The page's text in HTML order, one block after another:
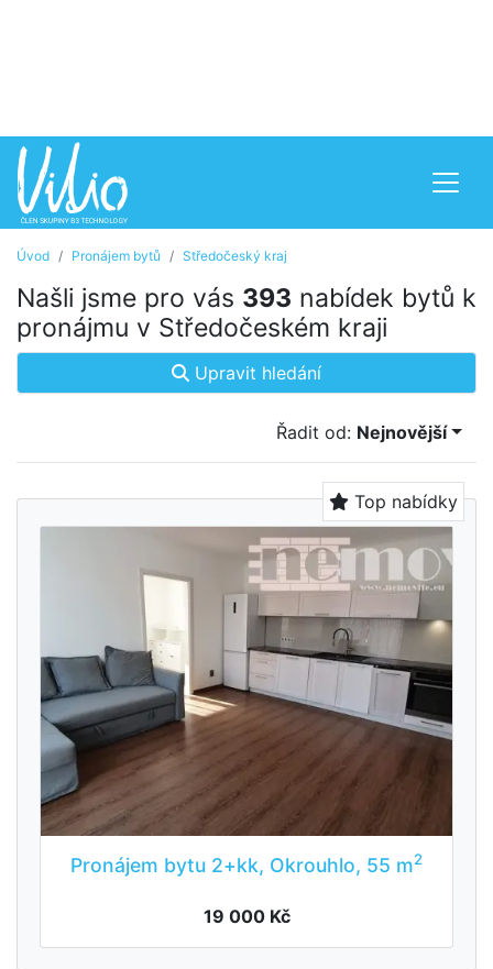
Úvod Pronájem bytů Středočeský kraj
Našli jsme pro vás 393 nabídek bytů k
pronájmu v Středočeském kraji
Upravit hledání
Řadit od: Nejnovější
Top nabídky
Pronájem bytu 2+kk, Okrouhlo, 55 m2
19 000 Kč